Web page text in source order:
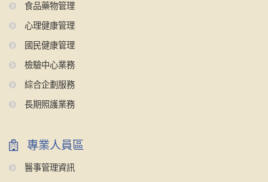
食品藥物管理
心理健康管理
國民健康管理
檢驗中心業務
綜合企劃服務
長期照護業務
專業人員區
醫事管理資訊